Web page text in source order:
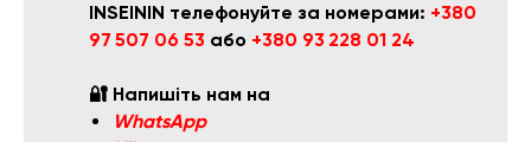
INSEININ телефонуйте за номерами: +380
97 507 06 53 або +380 93 228 01 24
🔐 Напишіть нам на
WhatsApp